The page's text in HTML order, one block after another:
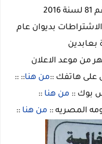
بديوان عام
بعابدين
من موعد الاعلان
على هاتفك ::من هنا:: ::
بوك :: من هنا ::
المصريه :: من هنا ::